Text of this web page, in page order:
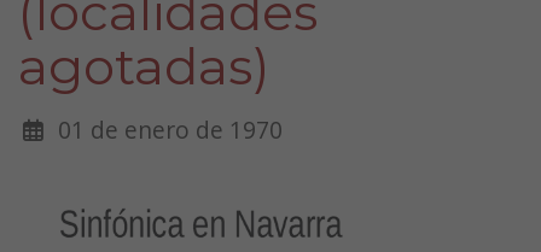
agotadas)
01 de enero de 1970